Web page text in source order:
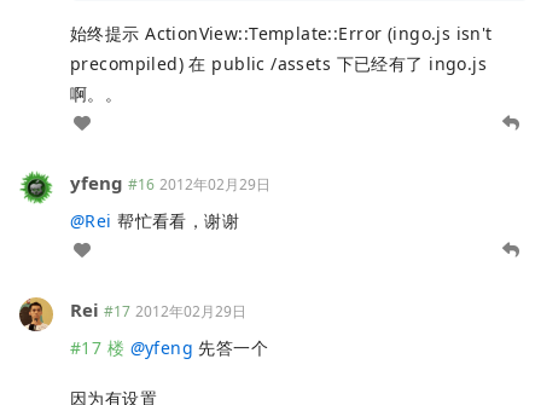
始终提示 ActionView::Template::Error (ingo.js isn't
precompiled) 在 public /assets 下已经有了 ingo.js
啊。。
yfeng #16 2012年02月29日
@Rei 帮忙看看，谢谢
Rei #17 2012年02月29日
#17 楼 @yfeng 先答一个
因为有设置